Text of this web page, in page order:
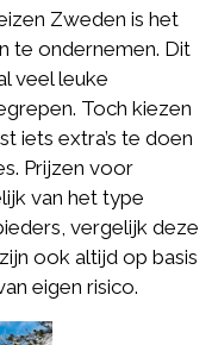
Zweden is het
te ondernemen. Dit
veel leuke
Toch kiezen
iets extra’s te doen
Prijzen voor
van het type
vergelijk deze
ook altijd op basis
eigen risico.